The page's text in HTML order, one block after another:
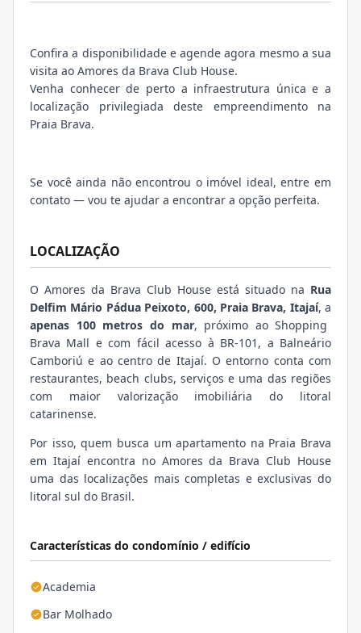
Características do condomínio / edifício
Academia
Bar Molhado
Confira a disponibilidade e agende agora mesmo a sua
visita ao Amores da Brava Club House.
Venha conhecer de perto a infraestrutura única e a
localização privilegiada deste empreendimento na
Praia Brava.
Se você ainda não encontrou o imóvel ideal, entre em
contato — vou te ajudar a encontrar a opção perfeita.
LOCALIZAÇÃO
O Amores da Brava Club House está situado na Rua
Delfim Mário Pádua Peixoto, 600, Praia Brava, Itajaí, a
apenas 100 metros do mar, próximo ao Shopping
Brava Mall e com fácil acesso à BR-101, a Balneário
Camboriú e ao centro de Itajaí. O entorno conta com
restaurantes, beach clubs, serviços e uma das regiões
com maior valorização imobiliária do litoral
catarinense.
Por isso, quem busca um apartamento na Praia Brava
em Itajaí encontra no Amores da Brava Club House
uma das localizações mais completas e exclusivas do
litoral sul do Brasil.